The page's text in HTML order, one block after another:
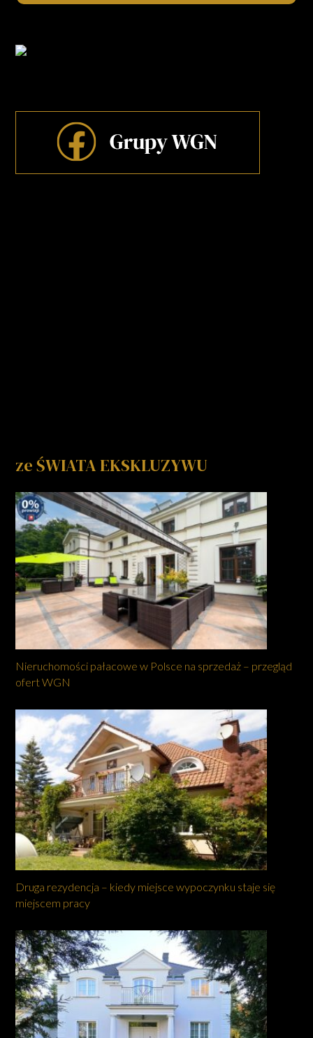
ze ŚWIATA EKSKLUZYWU
Nieruchomości pałacowe w Polsce na sprzedaż – przegląd
ofert WGN
Druga rezydencja – kiedy miejsce wypoczynku staje się
miejscem pracy